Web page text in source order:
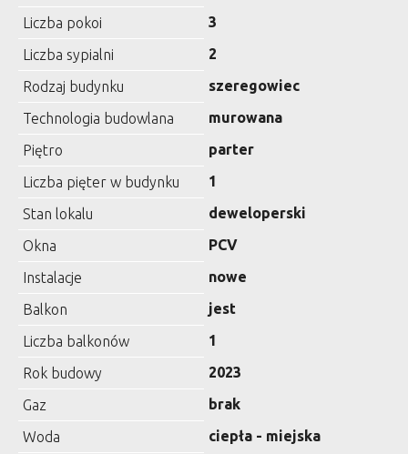
Liczba pokoi
3
Liczba sypialni
2
Rodzaj budynku
szeregowiec
Technologia budowlana
murowana
Piętro
parter
Liczba pięter w budynku
1
Stan lokalu
deweloperski
Okna
PCV
Instalacje
nowe
Balkon
jest
Liczba balkonów
1
Rok budowy
2023
Gaz
brak
Woda
ciepła - miejska